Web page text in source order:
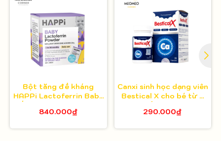
Bột tăng đề kháng
HAPPi Lactoferrin Baby
tuổi
840.000₫
Canxi sinh học dạng viên
Bestical X cho bé từ 8
290.000₫